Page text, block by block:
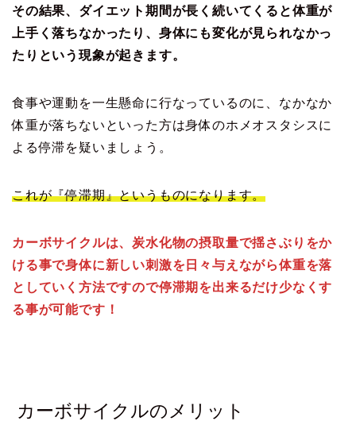
その結果、ダイエット期間が長く続いてくると体重が
上手く落ちなかったり、身体にも変化が見られなかっ
たりという現象が起きます。
食事や運動を一生懸命に行なっているのに、なかなか
体重が落ちないといった方は身体のホメオスタシスに
よる停滞を疑いましょう。
これが『停滞期』というものになります。
カーボサイクルは、炭水化物の摂取量で揺さぶりをか
ける事で身体に新しい刺激を日々与えながら体重を落
としていく方法ですので停滞期を出来るだけ少なくす
る事が可能です！
カーボサイクルのメリット